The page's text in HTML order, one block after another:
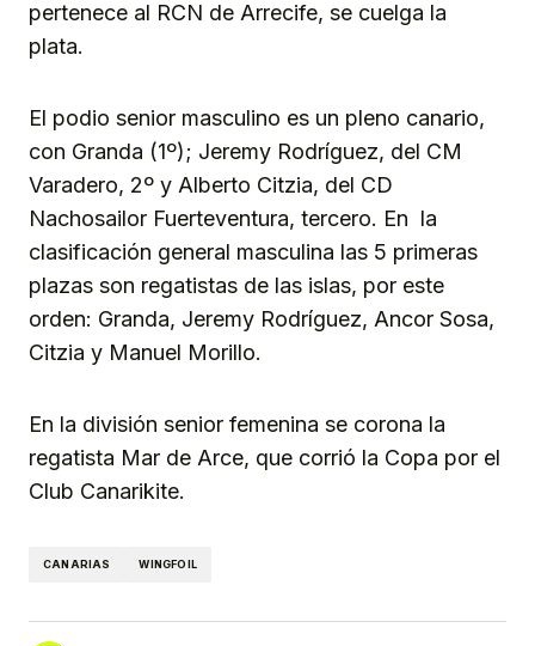
pertenece al RCN de Arrecife, se cuelga la
plata.
El podio senior masculino es un pleno canario,
con Granda (1º); Jeremy Rodríguez, del CM
Varadero, 2º y Alberto Citzia, del CD
Nachosailor Fuerteventura, tercero. En la
clasificación general masculina las 5 primeras
plazas son regatistas de las islas, por este
orden: Granda, Jeremy Rodríguez, Ancor Sosa,
Citzia y Manuel Morillo.
En la división senior femenina se corona la
regatista Mar de Arce, que corrió la Copa por el
Club Canarikite.
CANARIAS WINGFOIL